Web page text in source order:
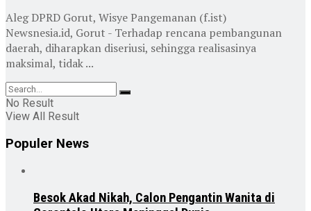
Aleg DPRD Gorut, Wisye Pangemanan (f.ist)
Newsnesia.id, Gorut - Terhadap rencana pembangunan
daerah, diharapkan diseriusi, sehingga realisasinya
maksimal, tidak ...
No Result
View All Result
Populer News
Besok Akad Nikah, Calon Pengantin Wanita di